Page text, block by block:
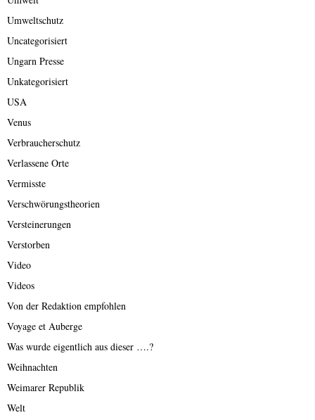
Umweltschutz
Uncategorisiert
Ungarn Presse
Unkategorisiert
USA
Venus
Verbraucherschutz
Verlassene Orte
Vermisste
Verschwörungstheorien
Versteinerungen
Verstorben
Video
Videos
Von der Redaktion empfohlen
Voyage et Auberge
Was wurde eigentlich aus dieser ….?
Weihnachten
Weimarer Republik
Welt